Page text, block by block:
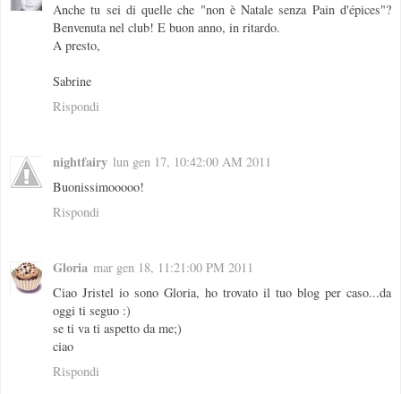
Anche tu sei di quelle che "non è Natale senza Pain d'épices"?
Benvenuta nel club! E buon anno, in ritardo.
A presto,
Sabrine
Rispondi
nightfairy lun gen 17, 10:42:00 AM 2011
Buonissimooooo!
Rispondi
Gloria mar gen 18, 11:21:00 PM 2011
Ciao Jristel io sono Gloria, ho trovato il tuo blog per caso...da
oggi ti seguo :)
se ti va ti aspetto da me;)
ciao
Rispondi